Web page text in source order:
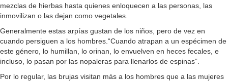
mezclas de hierbas hasta quienes enloquecen a las personas, las
inmovilizan o las dejan como vegetales.
Generalmente estas arpías gustan de los niños, pero de vez en
cuando persiguen a los hombres.“Cuando atrapan a un espécimen de
este género, lo humillan, lo orinan, lo envuelven en heces fecales, e
incluso, lo pasan por las nopaleras para llenarlos de espinas”.
Por lo regular, las brujas visitan más a los hombres que a las mujeres